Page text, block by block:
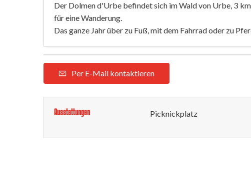
Der Dolmen d'Urbe befindet sich im Wald von Urbe, 3
für eine Wanderung.
Das ganze Jahr über zu Fuß, mit dem Fahrrad oder zu
Per E-Mail kontaktieren
Ausstattungen Picknickplatz